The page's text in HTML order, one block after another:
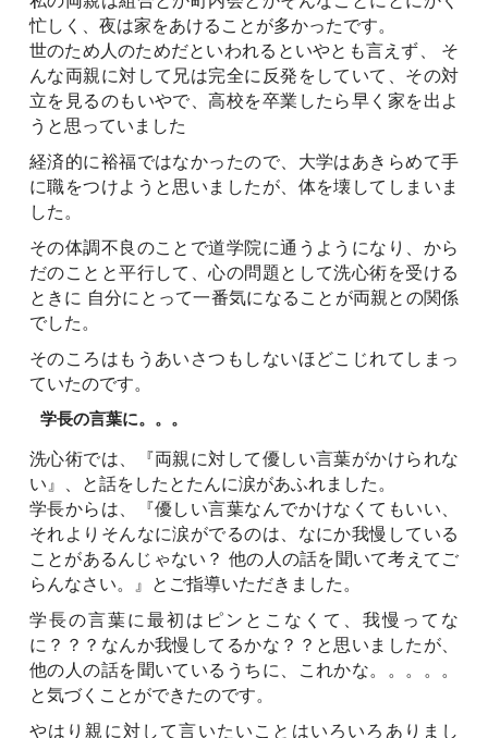
忙しく、夜は家をあけることが多かったです。
世のため人のためだといわれるといやとも言えず、 そ
んな両親に対して兄は完全に反発をしていて、その対
立を見るのもいやで、高校を卒業したら早く家を出よ
うと思っていました
経済的に裕福ではなかったので、大学はあきらめて手
に職をつけようと思いましたが、体を壊してしまいま
した。
その体調不良のことで道学院に通うようになり、から
だのことと平行して、心の問題として洗心術を受ける
ときに 自分にとって一番気になることが両親との関係
でした。
そのころはもうあいさつもしないほどこじれてしまっ
ていたのです。
学長の言葉に。。。
洗心術では、『両親に対して優しい言葉がかけられな
い』、と話をしたとたんに涙があふれました。
学長からは、『優しい言葉なんでかけなくてもいい、
それよりそんなに涙がでるのは、なにか我慢している
ことがあるんじゃない？ 他の人の話を聞いて考えてご
らんなさい。』とご指導いただきました。
学長の言葉に最初はピンとこなくて、我慢ってな
に？？？なんか我慢してるかな？？と思いましたが、
他の人の話を聞いているうちに、これかな。。。。。
と気づくことができたのです。
やはり親に対して言いたいことはいろいろありまし